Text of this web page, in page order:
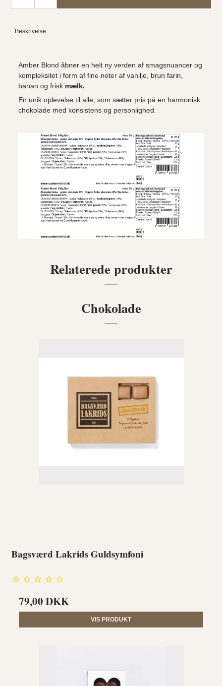
Beskrivelse
Amber Blond åbner en helt ny verden af smagsnuancer og
kompleksitet i form af fine noter af vanilje, brun farin,
banan og frisk mælk.
En unik oplevelse til alle, som sætter pris på en harmonisk
chokolade med konsistens og personlighed.
Relaterede produkter
Chokolade
Bagsværd Lakrids Guldsymfoni
79,00 DKK
VIS PRODUKT